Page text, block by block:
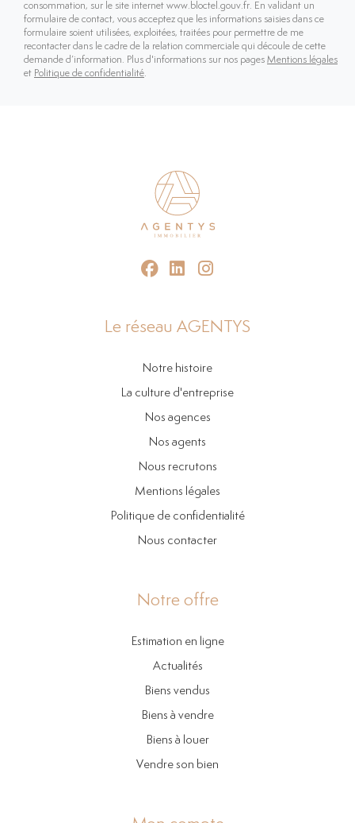
consommation, sur le site internet www.bloctel.gouv.fr. En validant un
formulaire de contact, vous acceptez que les informations saisies dans ce
formulaire soient utilisées, exploitées, traitées pour permettre de me
recontacter dans le cadre de la relation commerciale qui découle de cette
demande d’information. Plus d'informations sur nos pages Mentions légales
et Politique de confidentialité.
Le réseau AGENTYS
Notre histoire
La culture d'entreprise
Nos agences
Nos agents
Nous recrutons
Mentions légales
Politique de confidentialité
Nous contacter
Notre offre
Estimation en ligne
Actualités
Biens vendus
Biens à vendre
Biens à louer
Vendre son bien